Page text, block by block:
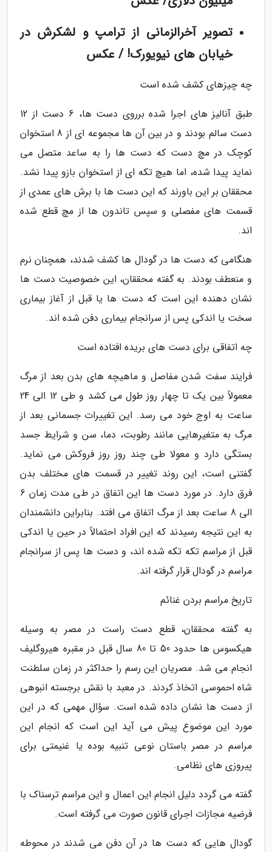
تصویر آخرالزمانی از ترامپ و لشکرش در
خیابان های نیویورک! / عکس
چه چیزهای کشف شده است
طبق آنالیز های اجرا شده برروی دست ها، 6 دست از 12
دست سالم بودند و در بین آن ها مجموعه ای از 8 استخوان
کوچک در مچ دست که دست ها را به ساعد متصل می
نماید پیدا شده، اما هیچ تکه ای از استخوان بازو پیدا نشد.
محققان بر این باورند که این دست ها با برش های عمدی از
قسمت های مفصلی و سپس تاندون ها از مچ قطع شده
اند.
هنگامی که دست ها در گودال ها کشف شدند، همچنان نرم
و منعطف بودند. به گفته محققان، این خصوصیت دست ها
نشان دهنده این است که دست ها یا قبل از آغاز بیماری
سخت یا اندکی پس از سرانجام بیماری دفن شده اند.
چه اتفاقی برای دست های بریده افتاده است
فرایند سفت شدن مفاصل و ماهیچه های بدن بعد از مرگ
معمولاً بین یک تا چهار روز طول می کشد و طی 12 الی 24
ساعت به اوج خود می رسد. این تغییرات جسمانی بعد از
مرگ به متغیرهایی مانند رطوبت، دما، سن و شرایط جسد
بستگی دارد و معولا طی چند روز روز فروکش می نماید.
گفتنی است، این روند تغییر در قسمت های مختلف بدن
فرق دارد. در مورد دست ها این اتفاق در طی مدت زمان 6
الی 8 ساعت بعد از مرگ اتفاق می افتد. بنابراین دانشمندان
به این نتیجه رسیدند که این افراد احتمالاً در حین یا اندکی
قبل از مراسم تکه تکه شده اند، و دست ها پس از سرانجام
مراسم در گودال قرار گرفته اند.
تاریخ مراسم بردن غنائم
به گفته محققان، قطع دست راست در مصر به وسیله
هیکسوس ها حدود 50 تا 80 سال قبل در مقبره هیروگلیف
انجام می شد. مصریان این رسم را حداکثر در زمان سلطنت
شاه احموسی اتخاذ کردند. در معبد با نقش برجسته انبوهی
از دست ها نشان داده شده است. سؤال مهمی که در این
مورد این موضوع پیش می آید این است که انجام این
مراسم در مصر باستان نوعی تنبیه بوده یا غنیمتی برای
پیروزی های نظامی.
گفته می گردد دلیل انجام این اعمال و این مراسم ترسناک با
فرضیه مجازات اجرای قانون صورت می گرفته است.
گودال هایی که دست ها در آن دفن می شدند در محوطه